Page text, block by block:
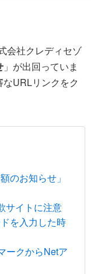
会社クレディセゾ
」が出回っていま
URLリンクをク
のお知らせ」
サイトに注意
を入力した時
ークからNetア